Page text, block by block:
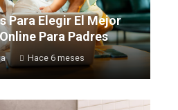
Para Elegir El Mejor
Para Padres
Hace 6 meses